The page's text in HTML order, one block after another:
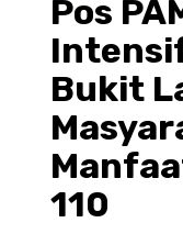
Pos
Bukit
110